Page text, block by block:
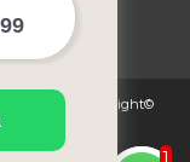
autorais. Copyright©